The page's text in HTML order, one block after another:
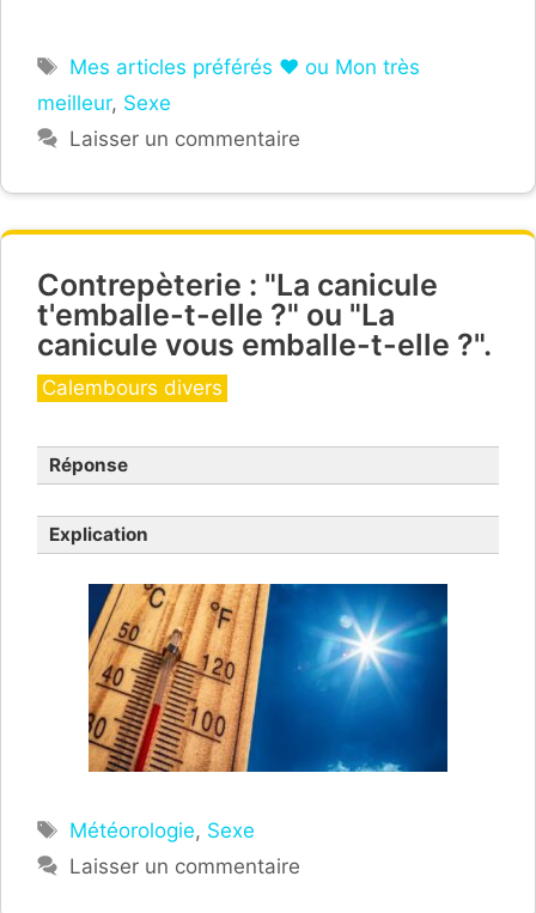
Étiquettes
Mes articles préférés ❤ ou Mon très
meilleur, Sexe
Laisser un commentaire
Contrepèterie : "La canicule
t'emballe-t-elle ?" ou "La
canicule vous emballe-t-elle ?".
Catégories
Calembours divers
Réponse
Explication
Étiquettes
Météorologie, Sexe
Laisser un commentaire